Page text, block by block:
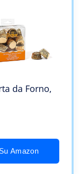
da Forno,
Amazon